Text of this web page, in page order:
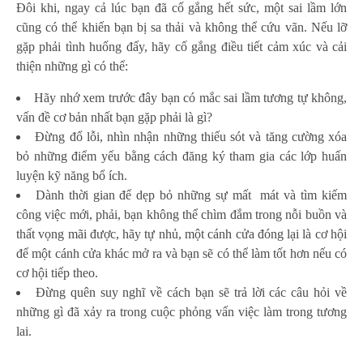
Đôi khi, ngay cả lúc bạn đã cố gắng hết sức, một sai lầm lớn
cũng có thể khiến bạn bị sa thải và không thể cứu vãn. Nếu lỡ
gặp phải tình huống đấy, hãy cố gắng điều tiết cảm xúc và cải
thiện những gì có thể:
Hãy nhớ xem trước đây bạn có mắc sai lầm tương tự không,
vấn đề cơ bản nhất bạn gặp phải là gì?
Đừng đổ lỗi, nhìn nhận những thiếu sót và tăng cường xóa
bỏ những điểm yếu bằng cách đăng ký tham gia các lớp huấn
luyện kỹ năng bổ ích.
Dành thời gian để dẹp bỏ những sự mất mát và tìm kiếm
công việc mới, phải, bạn không thể chìm đắm trong nỗi buồn và
thất vọng mãi được, hãy tự nhủ, một cánh cửa đóng lại là cơ hội
để một cánh cửa khác mở ra và bạn sẽ có thể làm tốt hơn nếu có
cơ hội tiếp theo.
Đừng quên suy nghĩ về cách bạn sẽ trả lời các câu hỏi về
những gì đã xảy ra trong cuộc phỏng vấn việc làm trong tương
lai.